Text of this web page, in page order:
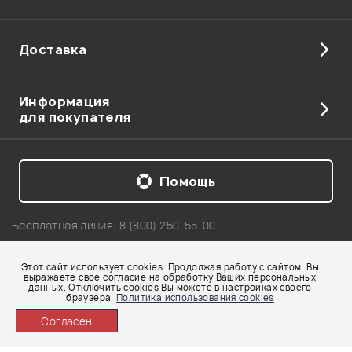
Этот сайт использует cookies. Продолжая работу с сайтом, Вы
выражаете своё согласие на обработку Ваших персональных
данных. Отключить cookies Вы можете в настройках своего
браузера. Политика использования cookies
Согласен
Доставка
Информация
для покупателя
Бесплатная линия: 8 (800) 250-55-00
Карта сайта
© 2002-2026 Все права защищены. Использование материалов с сайта
www.pop-music.ru без разрешения запрещено!
Помощь